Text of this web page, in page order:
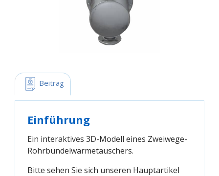
Beitrag
Einführung
Ein interaktives 3D-Modell eines Zweiwege-
Rohrbündelwärmetauschers.
Bitte sehen Sie sich unseren Hauptartikel